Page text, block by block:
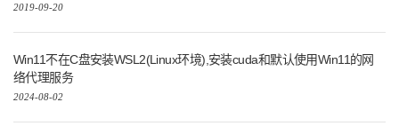
2019-09-20
Win11不在C盘安装WSL2(Linux环境),安装cuda和默认使用Win11的网
络代理服务
2024-08-02